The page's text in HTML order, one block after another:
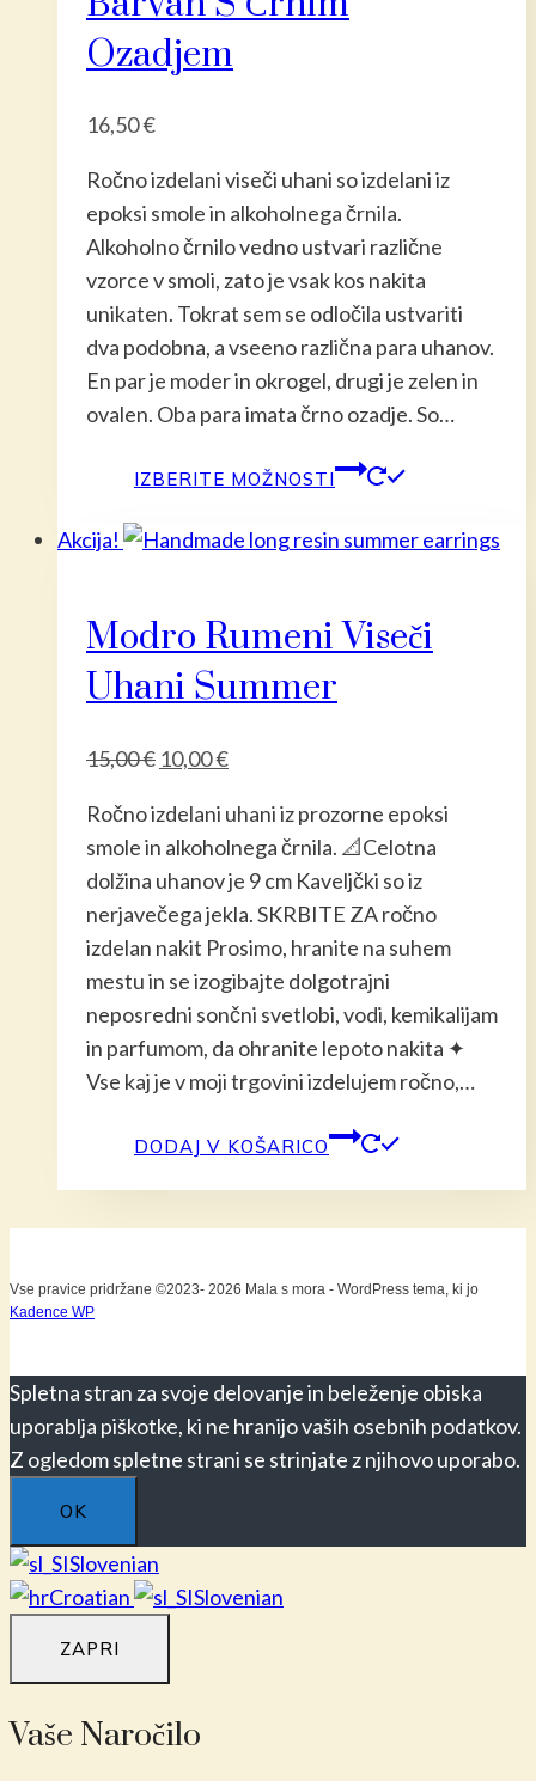
Ozadjem
16,50€
Ročno izdelani viseči uhani so izdelani iz
epoksi smole in alkoholnega črnila.
Alkoholno črnilo vedno ustvari različne
vzorce v smoli, zato je vsak kos nakita
unikaten. Tokrat sem se odločila ustvariti
dva podobna, a vseeno različna para uhanov.
En par je moder in okrogel, drugi je zelen in
ovalen. Oba para imata črno ozadje. So…
IZBERITE MOŽNOSTI
ima
Akcija!
Modro Rumeni Viseči
Uhani Summer
15,00€ Izvirna
je
bila:
15,00 €.
10,00€Trenutna
je:
10,00 €.
Ročno izdelani uhani iz prozorne epoksi
smole in alkoholnega črnila. 📐Celotna
dolžina uhanov je 9 cm Kaveljčki so iz
nerjavečega jekla. SKRBITE ZA ročno
izdelan nakit Prosimo, hranite na suhem
mestu in se izogibajte dolgotrajni
neposredni sončni svetlobi, vodi, kemikalijam
in parfumom, da ohranite lepoto nakita ✦
Vse kaj je v moji trgovini izdelujem ročno,…
DODAJ V KOŠARICO
Vse pravice pridržane ©2023- 2026 Mala s mora - WordPress tema, ki jo
Kadence WP
Spletna stran za svoje delovanje in beleženje obiska
uporablja piškotke, ki ne hranijo vaših osebnih podatkov.
Z ogledom spletne strani se strinjate z njihovo uporabo.
OK
Slovenian
Croatian
Slovenian
ZAPRI
Vaše Naročilo